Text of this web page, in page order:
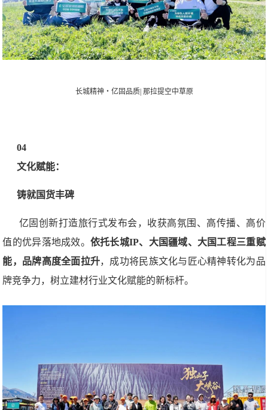
长城精神・亿固品质| 那拉提空中草原
04
文化赋能：
铸就国货丰碑
亿固创新打造旅行式发布会，收获高氛围、高传播、高价
值的优异落地成效。 依托长城IP、大国疆域、大国工程三重赋
能，品牌高度全面拉升，成功将民族文化与匠心精神转化为品
牌竞争力，树立建材行业文化赋能的新标杆。